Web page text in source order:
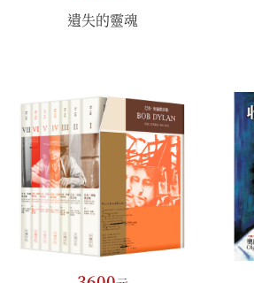
遺失的靈魂